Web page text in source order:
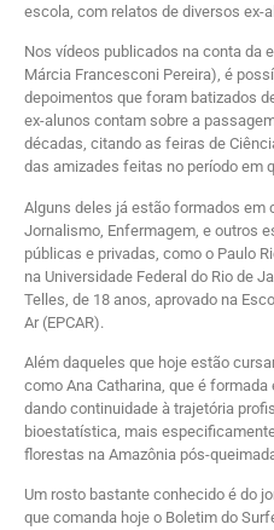
escola, com relatos de diversos ex-
Nos vídeos publicados na conta da
Márcia Francesconi Pereira), é
depoimentos que foram batizados
ex-alunos contam sobre a
décadas, citando as feiras de
das amizades feitas no período em
Alguns deles já estão formados em
Jornalismo, Enfermagem, e outros
públicas e privadas, como o Paulo
na Universidade Federal do Rio de
Telles, de 18 anos, aprovado na
Ar (EPCAR).
Além daqueles que hoje estão
como Ana Catharina, que é
dando continuidade à trajetória
bioestatística, mais
florestas na Amazônia pós-
Um rosto bastante conhecido é do
que comanda hoje o Boletim do